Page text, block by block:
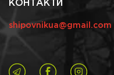
КОНТАКТИ
shipovnikua@gmail.com